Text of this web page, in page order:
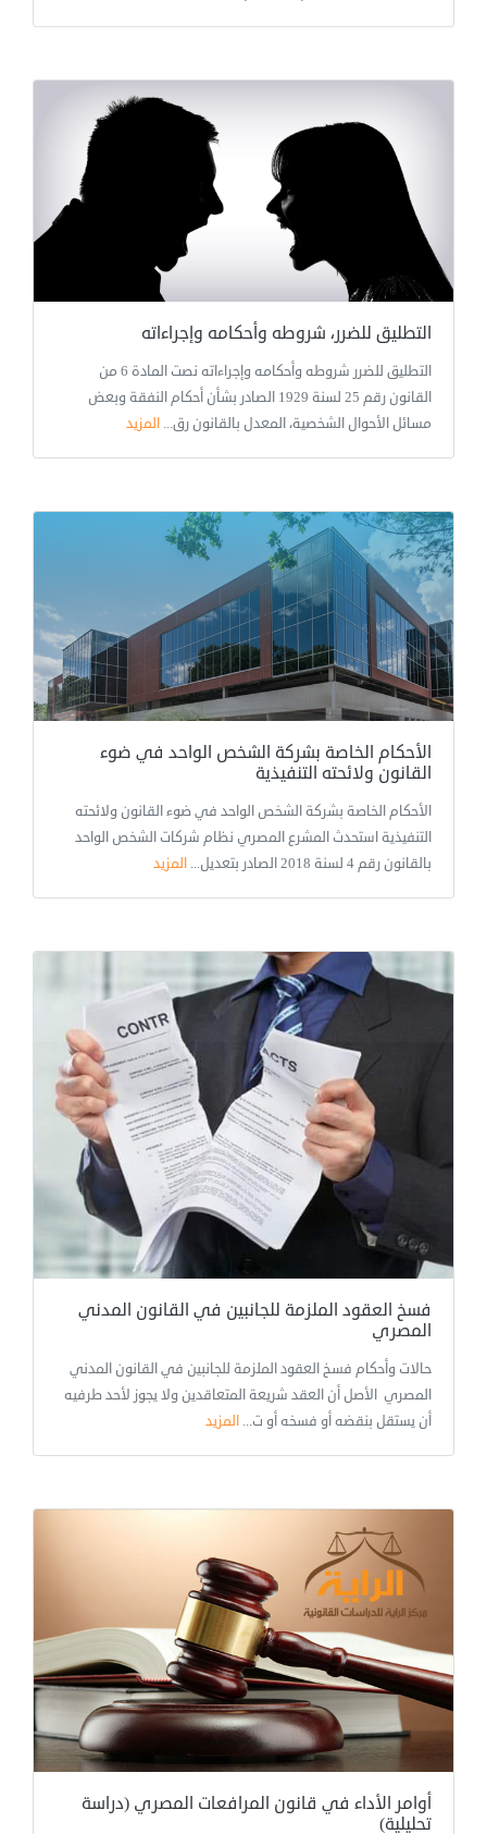
التطليق للضرر، شروطه وأحكامه وإجراءاته
التطليق للضرر شروطه وأحكامه وإجراءاته نصت المادة 6 من
القانون رقم 25 لسنة 1929 الصادر بشأن أحكام النفقة وبعض
مسائل الأحوال الشخصية، المعدل بالقانون رق... المزيد
الأحكام الخاصة بشركة الشخص الواحد في ضوء
القانون ولائحته التنفيذية
الأحكام الخاصة بشركة الشخص الواحد في ضوء القانون ولائحته
التنفيذية استحدث المشرع المصري نظام شركات الشخص الواحد
بالقانون رقم 4 لسنة 2018 الصادر بتعديل...
المزيد
فسخ العقود الملزمة للجانبين في القانون المدني
المصري
حالات وأحكام فسخ العقود الملزمة للجانبين في القانون المدني
المصري الأصل أن العقد شريعة المتعاقدين ولا يجوز لأحد طرفيه
أن يستقل بنقضه أو فسخه أو ت... المزيد
أوامر الأداء في قانون المرافعات المصري (دراسة
تحليلية)